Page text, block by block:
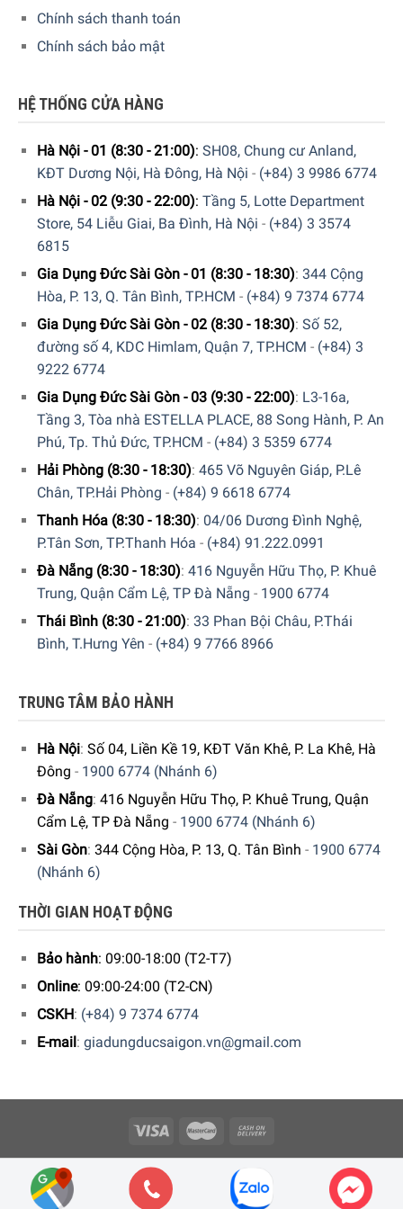
Chức năng QuickStart nhận ra nơi bạn đã đặt nồi và tự
Bạn có thể bắt đầu nấu ngay và chọn cài đặt nhiệt mong
Nấu ăn không mất thời gian như bạn nghĩ
“Đôi khi bạn cần tăng nhiệt độ để nấu nướng nhanh hơn.
Chức năng PowerBoost được cải thiện trên các vòng cảm
ứng của chúng tôi cung cấp thêm năng lượng khi quá trình
nấu cần được tăng tốc. Ví dụ, bây giờ bạn có thể đun sôi 2
lít nước nhanh hơn gần 50% so với trên bếp điện thông
thường.”
Để đặt mua “Bếp Từ 4 Vùng Nấu Bosch PIE645BB1E Series
4” quý vị hãy gọi điện trực tiếp vào Hotline:1900
6774hoặc039 222 6774 để nhận được những tư vấn chi
tiết và đặt mua sản phẩm. Hoặc đặt hàng trực tiếp trên
dụng Đức Sài Gòn. Chúng tôi sẽ gọi lại để xác nhận đơn
hàng với quý khách.
cấpkhác tại Gia Dụng Đức Sài Gòn, chúng tôi rất hân hạnh
Giao hàng nhanh chóng toàn quốc
Bảo hành bằng thẻ bảo hành chính hãng từ công ty
5/5 - (1 bình chọn)
Chính sách thanh toán
Chính sách bảo mật
HỆ THỐNG CỬA HÀNG
Hà Nội - 01 (8:30 - 21:00): SH08, Chung cư Anland,
KĐT Dương Nội, Hà Đông, Hà Nội - (+84) 3 9986 6774
Hà Nội - 02 (9:30 - 22:00): Tầng 5, Lotte Department
Store, 54 Liễu Giai, Ba Đình, Hà Nội - (+84) 3 3574
6815
Gia Dụng Đức Sài Gòn - 01 (8:30 - 18:30): 344 Cộng
Hòa, P. 13, Q. Tân Bình, TP.HCM - (+84) 9 7374 6774
Gia Dụng Đức Sài Gòn - 02 (8:30 - 18:30): Số 52,
đường số 4, KDC Himlam, Quận 7, TP.HCM - (+84) 3
9222 6774
Gia Dụng Đức Sài Gòn - 03 (9:30 - 22:00): L3-16a,
Tầng 3, Tòa nhà ESTELLA PLACE, 88 Song Hành, P. An
Phú, Tp. Thủ Đức, TP.HCM - (+84) 3 5359 6774
Hải Phòng (8:30 - 18:30): 465 Võ Nguyên Giáp, P.Lê
Chân, TP.Hải Phòng - (+84) 9 6618 6774
Thanh Hóa (8:30 - 18:30): 04/06 Dương Đình Nghệ,
P.Tân Sơn, TP.Thanh Hóa - (+84) 91.222.0991
Đà Nẵng (8:30 - 18:30): 416 Nguyễn Hữu Thọ, P. Khuê
Trung, Quận Cẩm Lệ, TP Đà Nẵng - 1900 6774
Thái Bình (8:30 - 21:00): 33 Phan Bội Châu, P.Thái
Bình, T.Hưng Yên - (+84) 9 7766 8966
TRUNG TÂM BẢO HÀNH
Hà Nội: Số 04, Liền Kề 19, KĐT Văn Khê, P. La Khê, Hà
Đông - 1900 6774 (Nhánh 6)
Đà Nẵng: 416 Nguyễn Hữu Thọ, P. Khuê Trung, Quận
Cẩm Lệ, TP Đà Nẵng - 1900 6774 (Nhánh 6)
Sài Gòn: 344 Cộng Hòa, P. 13, Q. Tân Bình - 1900 6774
(Nhánh 6)
THỜI GIAN HOẠT ĐỘNG
Bảo hành: 09:00-18:00 (T2-T7)
Online: 09:00-24:00 (T2-CN)
CSKH: (+84) 9 7374 6774
E-mail : giadungducsaigon.vn@gmail.com
Copyright 2026 © Công ty Cổ phần Minh Housewares - ĐKKD số
0109512447